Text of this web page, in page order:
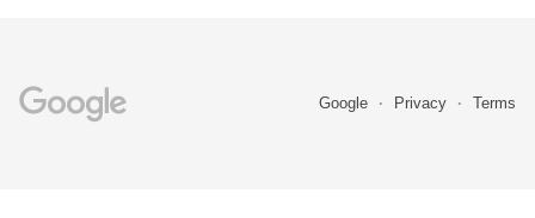
Google Privacy Terms